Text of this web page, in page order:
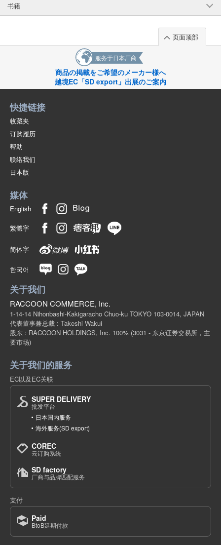
书籍
页面顶部
服务于日本厂商
商品の掲載をご希望のメーカー様へ
越境EC「SD export」出展のご案内
快捷链接
收藏夹
订购履历
帮助
联络我们
日本版
媒体
English
繁體字
简体字
한국어
关于我们
RACCOON COMMERCE, Inc.
1-14-14 Nihonbashi-Kakigaracho Chuo-ku TOKYO 103-0014, JAPAN
代表董事兼总裁 : Takeshi Wakui
股东 : RACCOON HOLDINGS, Inc. 100% (3031 - 东京证券交易所，主
要市场)
关于我们的服务
EC以及EC关联
SUPER DELIVERY
批发平台
日本国内服务
海外服务(SD export)
COREC
云订购系统
SD factory
厂商与品牌匹配服务
支付
Paid
BtoB延期付款